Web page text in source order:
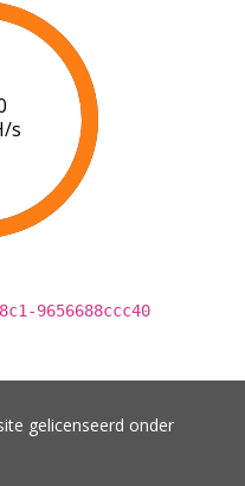
s
9656688ccc40
gelicenseerd onder